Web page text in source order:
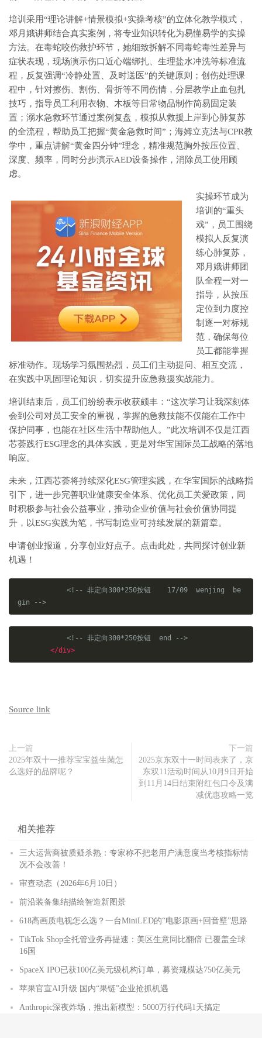
培训采用“理论讲解+情景模拟+实操考核”的立体化教学模式，
邓月娥讲师结合真实案例，将专业知识转化为易懂易学的实操
方法。在毒蛇咬伤救护环节，她细致拆解不同毒蛇毒性差异与
症状表现，现场演示伤口近心端绑扎、生理盐水冲洗等标准流
程，反复强调“冷静处置、及时送医”的关键原则；创伤处理课
程中，针对擦伤、割伤、骨折等不同伤情，分层教学止血包扎
技巧，指导员工利用衣物、木板等日常物品制作简易固定装
置；溺水急救环节通过案例复盘，模拟从救援上岸到心肺复苏
的全流程，帮助员工把握“黄金急救时间”；海姆立克法与CPR教
学中，重点讲解“黄金四分钟”理念，精准规范胸外按压位置、
深度、频率，同时分步演示AED设备操作，消除员工使用顾
虑。
实操环节成为
培训的“重头
戏”，员工围绕
模拟人反复演
练心肺复苏，
邓月娥讲师团
队全程一对一
指导，从按压
定位到力度控
制逐一对标规
范，确保每位
员工都能掌握
标准动作。现场学习氛围热烈，员工们主动提问、相互交流，
在实践中巩固理论知识，切实提升应急救援实战能力。
培训结束后，员工们纷纷表示收获颇丰：“这次学习让我深刻体
会到公司对员工安全的重视，掌握的急救技能不仅能在工作中
保护同事，也能在社区生活中帮助他人。”此次培训不仅是江西
芯荟践行ESG理念的具体实践，更是对华宝国际员工战略的落地
响应。
未来，江西芯荟将持续深化ESG管理实践，在华宝国际的战略指
引下，进一步完善职业健康安全体系、优化员工关爱政策，同
时积极参与社会公益事业，推动企业价值与社会价值协同提
升，以ESG实践为笔，书写制造业可持续发展的新篇章。
申请创业报道，分享创业好点子。点击此处，共同探讨创业新
机遇！
<!-- 非定向300*250按钮    17/09  wenjing  be
gin -->
<!-- 非定向300*250按钮  end -->
</div>
Source link
上一篇
2025年双十一推荐宝宝益生菌怎
么选好的品牌呢？
下一篇
2025京东双十一时间表来了，京
东双11活动时间从10月9日开始
到11月14日结束附红包口令及满
减优惠攻略一览
相关推荐
三大运营商被质疑杀熟：专家称不把老用户满意度当考核指标情
况不会改善！
审查动态（2026年6月10日）
前沿装备集结描绘智造新图景
618高画质电视怎么选？一台MiniLED的“电影原画+回音壁”思路
TikTok Shop全托管业务再提速：美区生意同比翻倍 已覆盖全球
16国
SpaceX IPO已获100亿美元级机构订单，募资规模达750亿美元
苹果官宣AI升级 国内“果链”企业抢抓机遇
Anthropic深夜炸场，推出新模型：5000万行代码1天搞定